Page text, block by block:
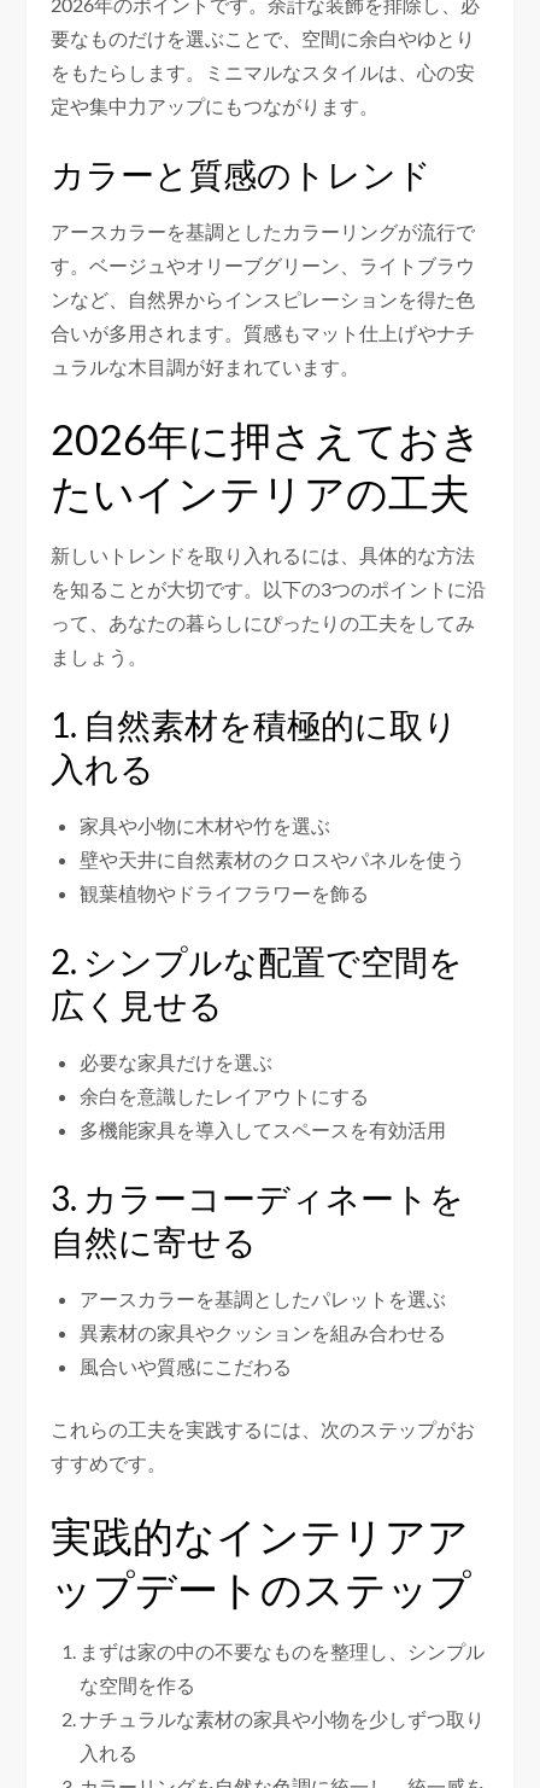
2026年のポイントです。余計な装飾を排除し、必
要なものだけを選ぶことで、空間に余白やゆとり
をもたらします。ミニマルなスタイルは、心の安
定や集中力アップにもつながります。
カラーと質感のトレンド
アースカラーを基調としたカラーリングが流行で
す。ベージュやオリーブグリーン、ライトブラウ
ンなど、自然界からインスピレーションを得た色
合いが多用されます。質感もマット仕上げやナチ
ュラルな木目調が好まれています。
2026年に押さえておき
たいインテリアの工夫
新しいトレンドを取り入れるには、具体的な方法
を知ることが大切です。以下の3つのポイントに沿
って、あなたの暮らしにぴったりの工夫をしてみ
ましょう。
1. 自然素材を積極的に取り
入れる
家具や小物に木材や竹を選ぶ
壁や天井に自然素材のクロスやパネルを使う
観葉植物やドライフラワーを飾る
2. シンプルな配置で空間を
広く見せる
必要な家具だけを選ぶ
余白を意識したレイアウトにする
多機能家具を導入してスペースを有効活用
3. カラーコーディネートを
自然に寄せる
アースカラーを基調としたパレットを選ぶ
異素材の家具やクッションを組み合わせる
風合いや質感にこだわる
これらの工夫を実践するには、次のステップがお
すすめです。
実践的なインテリアア
ップデートのステップ
まずは家の中の不要なものを整理し、シンプル
な空間を作る
ナチュラルな素材の家具や小物を少しずつ取り
入れる